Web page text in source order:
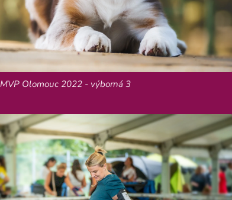
MVP Olomouc 2022 - výborná 3